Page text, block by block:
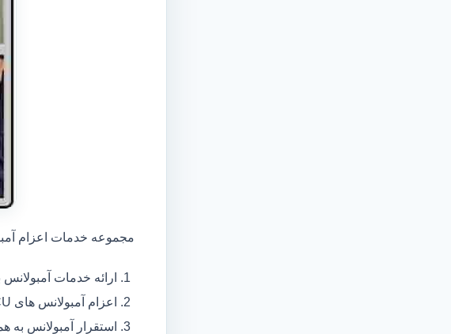
مجموعه خدمات اعزام
ارائه خدمات
اعزام آمبولانس های ICU ,NICU ,PICU و CCU جهت انتقال بیماران با شرایط خاص
استقرار آمبولانس